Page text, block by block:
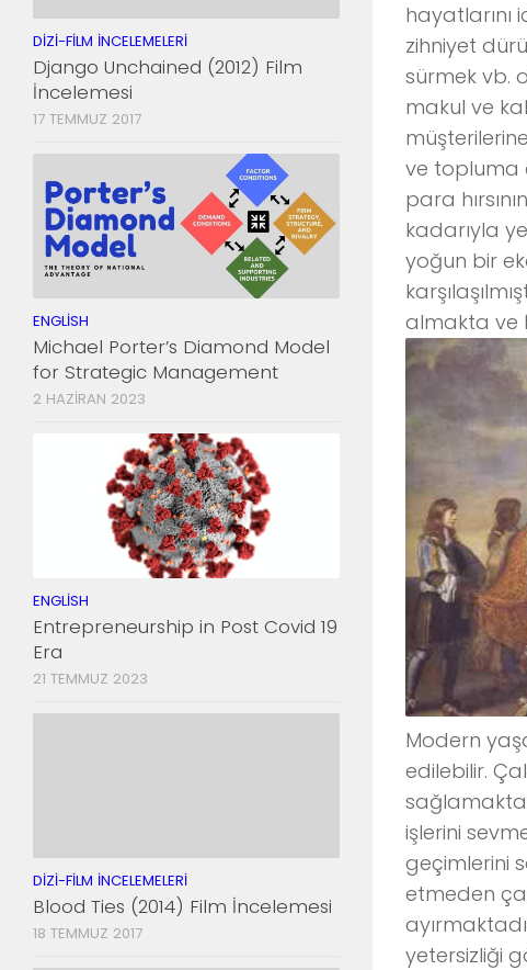
hayatlarını
zihniyet
sürmek vb.
makul ve
ve topluma
para
kadarıyla
yoğun bir
almakta ve
Modern
edilebilir.
işlerini
geçimlerini
etmeden
yetersizliği
DIZI-FILM İNCELEMELERI
Django Unchained (2012) Film
İncelemesi
17 TEMMUZ 2017
ENGLISH
Michael Porter’s Diamond Model
for Strategic Management
2 HAZIRAN 2023
ENGLISH
Entrepreneurship in Post Covid 19
Era
21 TEMMUZ 2023
DIZI-FILM İNCELEMELERI
Blood Ties (2014) Film İncelemesi
18 TEMMUZ 2017